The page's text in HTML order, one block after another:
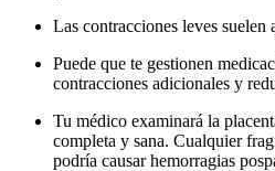
Las contracciones leves suelen
Puede que te gestionen
contracciones adicionales y
Tu médico examinará la
completa y sana. Cualquier
podría causar hemorragias